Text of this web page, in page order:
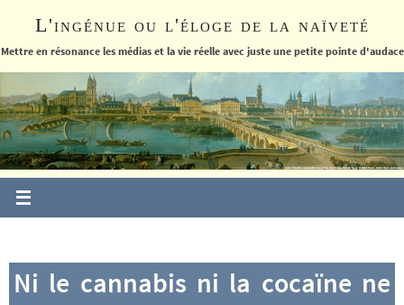
le
L'ingénue ou l'éloge de la naïveté
Mettre en résonance les médias et la vie réelle avec juste une petite pointe d'audace
Ni le cannabis ni la cocaïne ne